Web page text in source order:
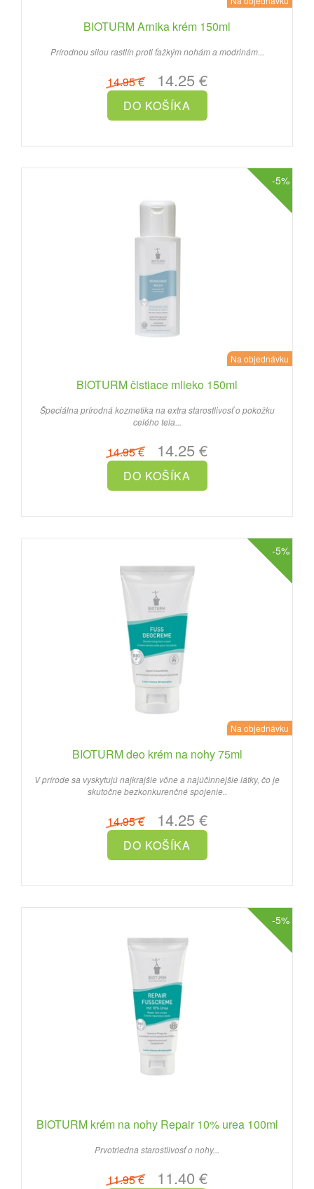
BIOTURM Arnika krém 150ml
Prírodnou silou rastlín proti ťažkým nohám a modrinám...
14.95 €14.25 €
-5%
Na objednávku
BIOTURM čistiace mlieko 150ml
Špeciálna prírodná kozmetika na extra starostlivosť o pokožku
celého tela...
14.95 €14.25 €
-5%
Na objednávku
BIOTURM deo krém na nohy 75ml
V prírode sa vyskytujú najkrajšie vône a najúčinnejšie látky, čo je
skutočne bezkonkurenčné spojenie..
14.95 €14.25 €
-5%
BIOTURM krém na nohy Repair 10% urea 100ml
Prvotriedna starostlivosť o nohy...
11.95 €11.40 €